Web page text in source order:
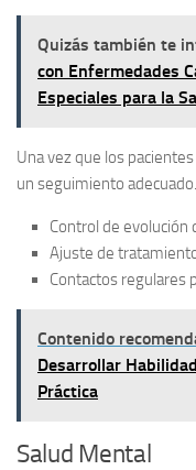
Quizás también te
con Enfermedades
Especiales para la
Una vez que los
un seguimiento adecuado
Control de evolución
Ajuste de
Contactos regulares
Contenido
Desarrollar
Práctica
Salud Mental